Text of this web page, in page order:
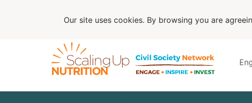
Our site uses cookies. By browsing you are